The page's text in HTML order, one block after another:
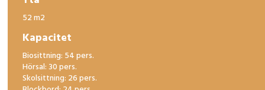
52 m2
Kapacitet
Biosittning: 54 pers.
Hörsal: 30 pers.
Skolsittning: 26 pers.